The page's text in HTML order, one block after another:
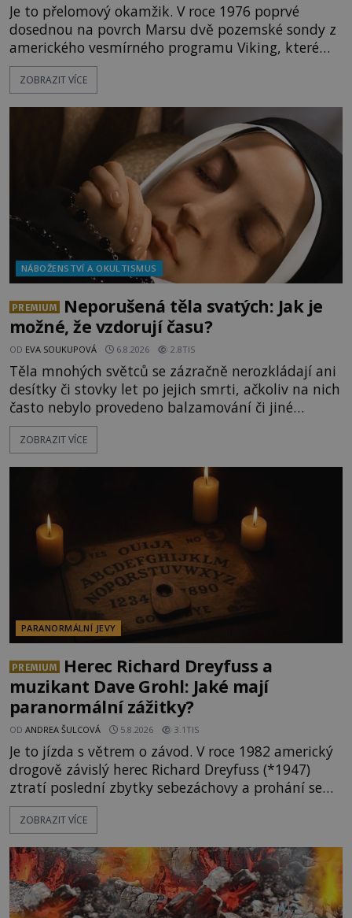
Je to přelomový okamžik. V roce 1976 poprvé
dosednou na povrch Marsu dvě pozemské sondy z
amerického vesmírného programu Viking, které
jsou schopny pořídit fotografie záhadami
opředené rudé planety. Viking 1 zde zaznamená
zvané Cydonie totiž zachytí podivný útvar
připomínající lidskou tvář. NASA (Národní úřad
ZOBRAZIT VÍCE
NÁBOŽENSTVÍ A OKULTISMUS
PREMIUM
Neporušená těla svatých: Jak je
možné, že vzdorují času?
OD EVA SOUKUPOVÁ 6.8.2026 2.8TIS
Těla mnohých světců se zázračně nerozkládají ani
desítky či stovky let po jejich smrti, ačkoliv na nich
často nebylo provedeno balzamování či jiné
pokusy o konzervaci. Neporušené ostatky bývají
považovány za důkaz svatosti zemřelých. Jaké
ZOBRAZIT VÍCE
PARANORMÁLNÍ JEVY
PREMIUM
Herec Richard Dreyfuss a
muzikant Dave Grohl: Jaké mají
paranormální zážitky?
OD ANDREA ŠULCOVÁ 5.8.2026 3.1TIS
Je to jízda s větrem o závod. V roce 1982 americký
drogově závislý herec Richard Dreyfuss (*1947)
ztratí poslední zbytky sebezáchovy a prohání se
po silnicích ve svém mercedesu jako utržený ze
řetězu. Vše vyvrcholí katastrofou, když to Dreyfuss
následně nalezne schovaný kokain. Tímto
momentem se slavnému
ZOBRAZIT VÍCE